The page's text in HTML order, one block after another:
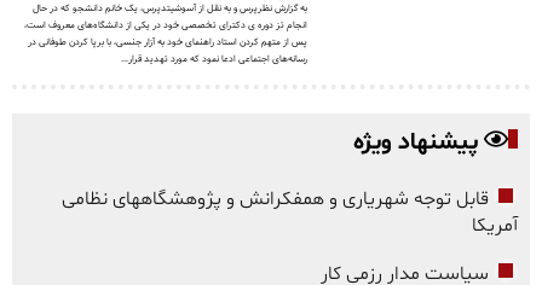
به گزارش نظرپرس و به نقل از آسوشیتدپرس، یک خانم دانشجو که در حال
انجام تز دوره ی دکترای تخصصی خود در یکی از دانشگاه‌های معروف است،
پس از متهم کردن استاد راهنمای خود به آزار جنسی، با برپا کردن طوفانی در
رسانه‌های اجتماعی ادعا نمود که مورد تهدید قرار...
پیشنهاد ویژه
قابل توجه شهریاری و همفکرانش و پژوهشگاههای نظامی
آمریکا
سیاست مدارِ رزمی کار